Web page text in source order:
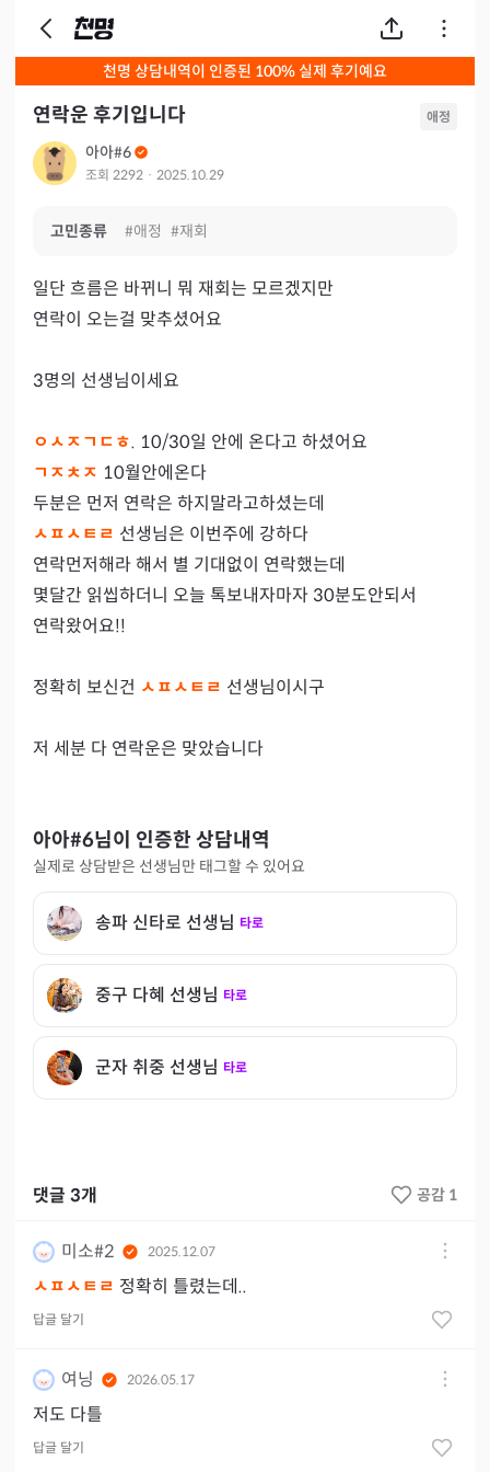
천명 상담내역이 인증된 100% 실제 후기예요
연락운 후기입니다 애정
아아#6
조회 2292 · 2025.10.29
고민종류 #애정 #재회
일단 흐름은 바뀌니 뭐 재회는 모르겠지만
연락이 오는걸 맞추셨어요
3명의 선생님이세요
ㅇㅅㅈㄱㄷㅎ
ㄱㅈㅊㅈ 10월안에온다
ㅅㅍㅅㅌㄹ 선생님은 이번주에 강하다
연락먼저해라 해서 별 기대없이 연락했는데
몇달간 읽씹하더니 오늘 톡보내자마자 30분도안되서
연락왔어요!!
정확히 보신건 ㅅㅍㅅㅌㄹ 선생님이시구
저 세분 다 연락운은 맞았습니다
아아#6님이 인증한 상담내역
실제로 상담받은 선생님만 태그할 수 있어요
송파 신타로 선생님 타로
중구 다혜 선생님 타로
군자 취중 선생님 타로
댓글 3개 공감 1
미소#2 2025.12.07
ㅅㅍㅅㅌㄹ 정확히 틀렸는데..
답글 달기
여닝 2026.05.17
저도 다틀
답글 달기